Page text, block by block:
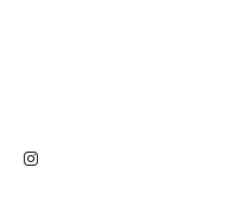
Instagram